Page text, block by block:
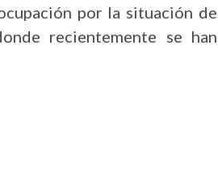
por la situación de
recientemente se han